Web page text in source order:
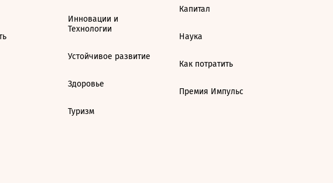
Инновации и
Технологии
Устойчивое развитие
Здоровье
Туризм
Капитал
Наука
Как потратить
Премия Импульс